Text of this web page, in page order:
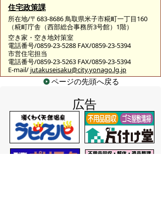
住宅政策課
所在地/〒683-8686 鳥取県米子市糀町一丁目160
（糀町庁舎（西部総合事務所3号館）1階）
空き家・空き地対策室
電話番号/0859-23-5288 FAX/0859-23-5394
市営住宅担当
電話番号/0859-23-5263 FAX/0859-23-5394
E-mail/ jutakuseisaku@city.yonago.lg.jp
ページの先頭へ戻る
広告